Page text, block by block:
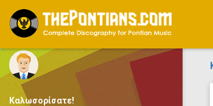
Καλωσορίσατε!